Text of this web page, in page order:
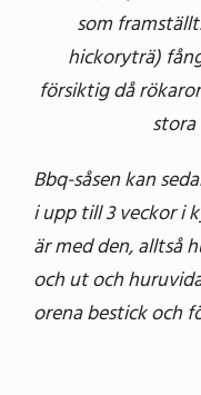
som
hickoryträ)
försiktig då
Bbq-såsen kan
i upp till 3 veckor i
är med den, alltså
och ut och
orena bestick och